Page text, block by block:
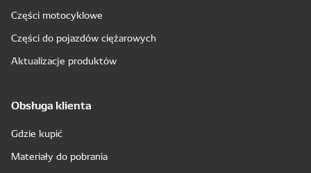
Części motocyklowe
Części do pojazdów ciężarowych
Aktualizacje produktów
Obsługa klienta
Gdzie kupić
Materiały do pobrania